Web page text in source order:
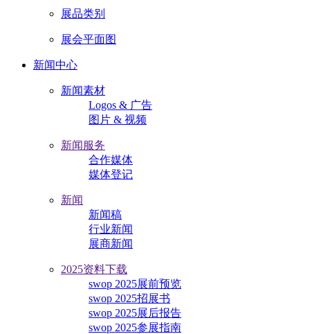
展品类别
展会平面图
新闻中心
新闻素材
Logos & 广告
图片 & 视频
新闻服务
合作媒体
媒体登记
新闻
新闻稿
行业新闻
展商新闻
2025资料下载
swop 2025展前预览
swop 2025招展书
swop 2025展后报告
swop 2025参展指南